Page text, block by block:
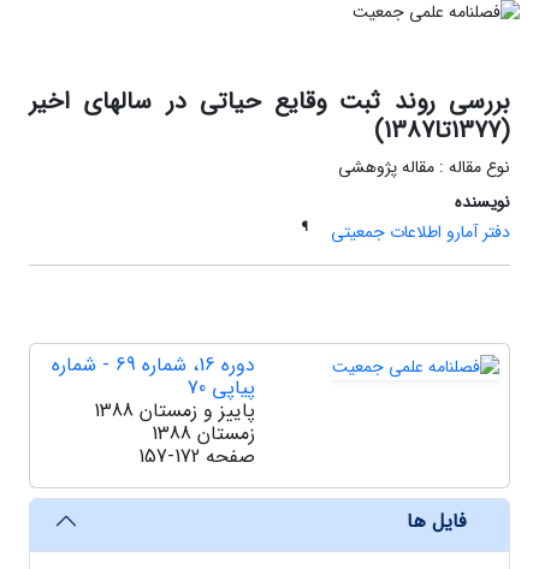
بررسی روند ثبت وقایع حیاتی در سالهای اخیر
(1377تا1387)
نوع مقاله : مقاله پژوهشی
نویسنده
دفتر آمارو اطلاعات جمعیتی
¶
دوره 16، شماره 69 - شماره
پیاپی 70
پاییز و زمستان 1388
زمستان 1388
صفحه 157-172
فایل ها